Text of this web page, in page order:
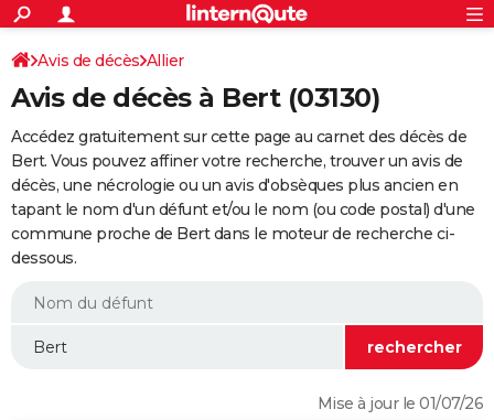
ACTUALITÉS
Politique
Société
Faits Divers
Education
Monde
Villes
+
SPORT
Coupe du monde 2026
Football
Tennis
Cyclisme
Rugby
Forum
Programme TV
TNT
Streaming
Cinéma
Sorties cinéma
Musique
+
FINANCE
Retraite
Epargne
Immobilier
Risques naturels par ville
Assurance
AUTO
Essais
Réserver un essai
Citadines
Berlines
SUV
Forum auto
+
HIGH-TECH
BRICOLAGE
WEEK-END
Avis de décès Allier
Avis de décès à Bert (03130)
Accédez gratuitement sur cette page au carnet des décès de
Bert. Vous pouvez affiner votre recherche, trouver un avis de
décès, une nécrologie ou un avis d'obsèques plus ancien en
tapant le nom d'un défunt et/ou le nom (ou code postal) d'une
commune proche de Bert dans le moteur de recherche ci-
dessous.
Mise à jour le 01/07/26